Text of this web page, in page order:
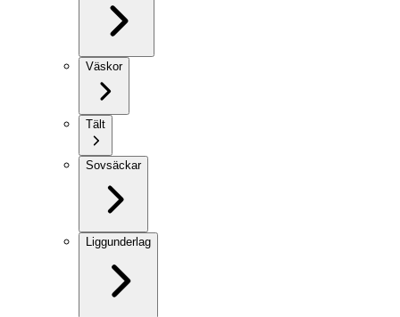
Väskor
Tält
Sovsäckar
Liggunderlag